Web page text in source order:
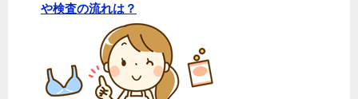
や検査の流れは？